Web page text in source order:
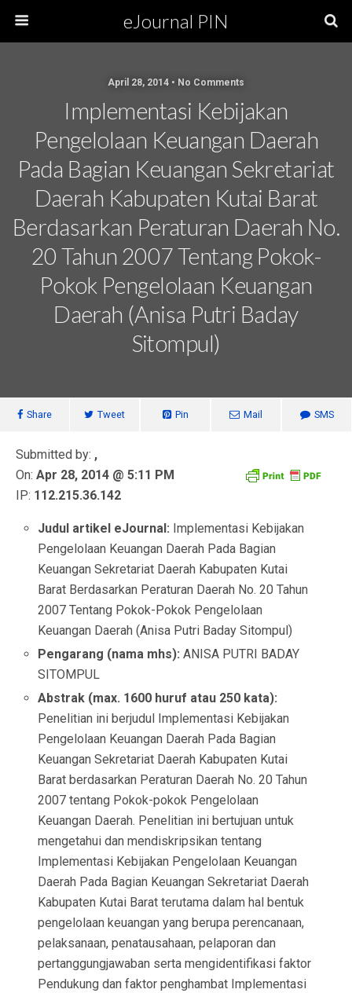
eJournal PIN
April 28, 2014 • No Comments
Implementasi Kebijakan
Pengelolaan Keuangan Daerah
Pada Bagian Keuangan Sekretariat
Daerah Kabupaten Kutai Barat
Berdasarkan Peraturan Daerah No.
20 Tahun 2007 Tentang Pokok-
Pokok Pengelolaan Keuangan
Daerah (Anisa Putri Baday
Sitompul)
Share Tweet Pin Mail SMS
Submitted by: ,
On: Apr 28, 2014 @ 5:11 PM
IP: 112.215.36.142
Judul artikel eJournal: Implementasi Kebijakan
Pengelolaan Keuangan Daerah Pada Bagian
Keuangan Sekretariat Daerah Kabupaten Kutai
Barat Berdasarkan Peraturan Daerah No. 20 Tahun
2007 Tentang Pokok-Pokok Pengelolaan
Keuangan Daerah (Anisa Putri Baday Sitompul)
Pengarang (nama mhs): ANISA PUTRI BADAY
SITOMPUL
Abstrak (max. 1600 huruf atau 250 kata):
Penelitian ini berjudul Implementasi Kebijakan
Pengelolaan Keuangan Daerah Pada Bagian
Keuangan Sekretariat Daerah Kabupaten Kutai
Barat berdasarkan Peraturan Daerah No. 20 Tahun
2007 tentang Pokok-pokok Pengelolaan
Keuangan Daerah. Penelitian ini bertujuan untuk
mengetahui dan mendiskripsikan tentang
Implementasi Kebijakan Pengelolaan Keuangan
Daerah Pada Bagian Keuangan Sekretariat Daerah
Kabupaten Kutai Barat terutama dalam hal bentuk
pengelolaan keuangan yang berupa perencanaan,
pelaksanaan, penatausahaan, pelaporan dan
pertanggungjawaban serta mengidentifikasi faktor
Pendukung dan faktor penghambat Implementasi